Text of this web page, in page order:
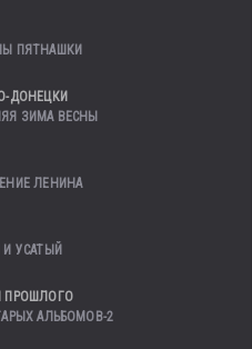
ПЯТНАШКИ
ДОНЕЦКИ
ЗИМА ВЕСНЫ
ЛЕНИНА
УСАТЫЙ
ПРОШЛОГО
АЛЬБОМОВ-2